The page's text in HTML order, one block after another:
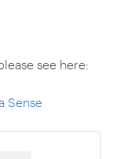
see here:
Sense